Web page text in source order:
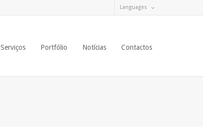
Languages
Serviços Portfólio Notícias Contactos